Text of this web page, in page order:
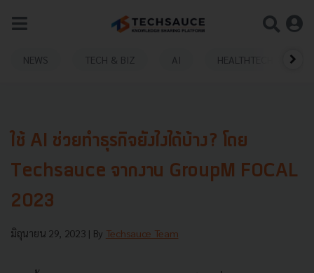
NEWS TECH & BIZ AI HEALTHTECH
ใช้ AI ช่วยทำธุรกิจยังไงได้บ้าง? โดย
Techsauce จากงาน GroupM FOCAL
2023
มิถุนายน 29, 2023 | By Techsauce Team